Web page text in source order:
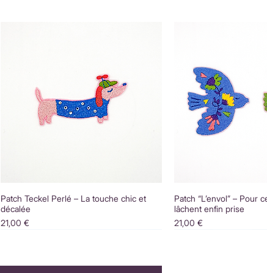
Patch Teckel Perlé – La touche chic et
décalée
Prix
21,00 €
Patch “L’envol” – Pour
lâchent enfin prise
Prix
21,00 €